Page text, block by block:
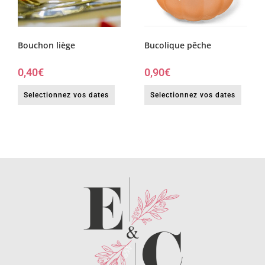
Bouchon liège
0,40€
Selectionnez vos dates
Bucolique pêche
0,90€
Selectionnez vos dates